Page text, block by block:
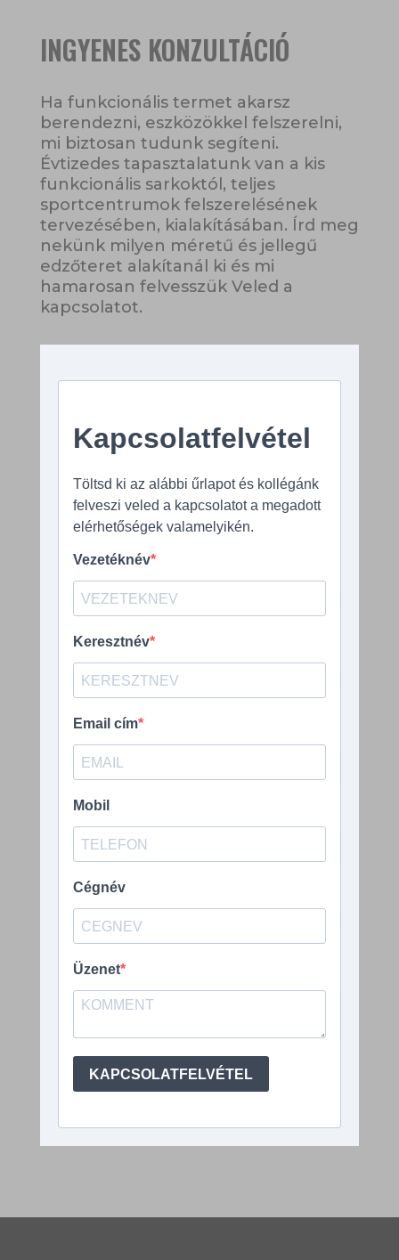
INGYENES KONZULTÁCIÓ
Ha funkcionális termet akarsz
berendezni, eszközökkel felszerelni,
mi biztosan tudunk segíteni.
Évtizedes tapasztalatunk van a kis
funkcionális sarkoktól, teljes
sportcentrumok felszerelésének
tervezésében, kialakításában. Írd meg
nekünk milyen méretű és jellegű
edzőteret alakítanál ki és mi
hamarosan felvesszük Veled a
kapcsolatot.